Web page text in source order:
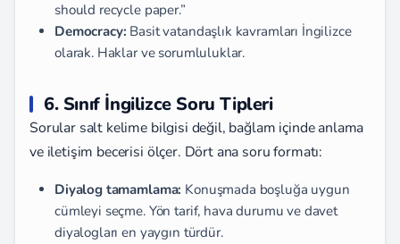
should recycle paper.”
Democracy: Basit vatandaşlık kavramları İngilizce
olarak. Haklar ve sorumluluklar.
6. Sınıf İngilizce Soru Tipleri
Sorular salt kelime bilgisi değil, bağlam içinde anlama
ve iletişim becerisi ölçer. Dört ana soru formatı:
Diyalog tamamlama: Konuşmada boşluğa uygun
cümleyi seçme. Yön tarif, hava durumu ve davet
diyalogları en yaygın türdür.